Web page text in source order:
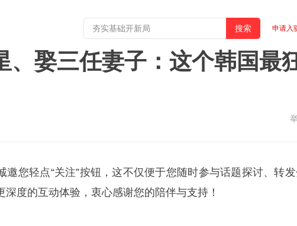
申请入
、娶三任妻子：这个韩国最
邀您轻点“关注”按钮，这不仅便于您随时参与话题探讨、转
深度的互动体验，衷心感谢您的陪伴与支持！